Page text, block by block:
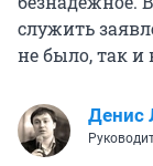
служить
не было, так и
Денис